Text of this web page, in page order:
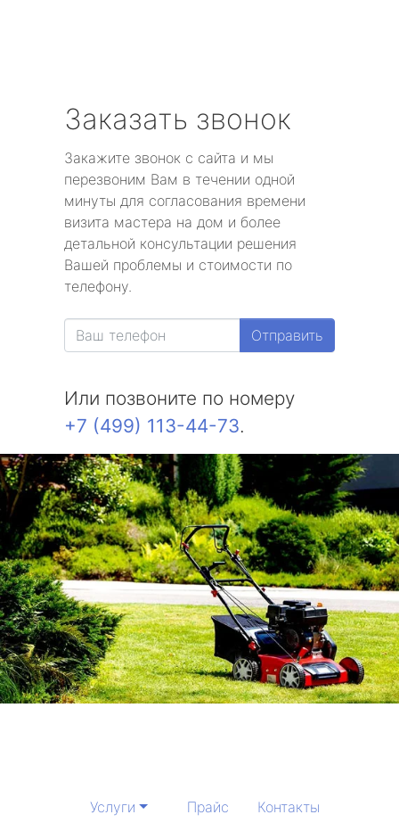
Заказать звонок
Закажите звонок с сайта и мы
перезвоним Вам в течении одной
минуты для согласования времени
визита мастера на дом и более
детальной консультации решения
Вашей проблемы и стоимости по
телефону.
Отправить
Или позвоните по номеру
+7 (499) 113-44-73.
Услуги Прайс Контакты